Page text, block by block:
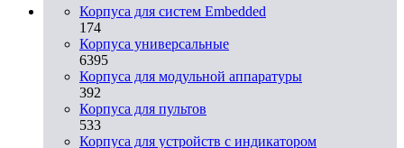
Корпуса для систем Embedded
174
Корпуса универсальные
6395
Корпуса для модульной аппаратуры
392
Корпуса для пультов
533
Корпуса для устройств с индикатором